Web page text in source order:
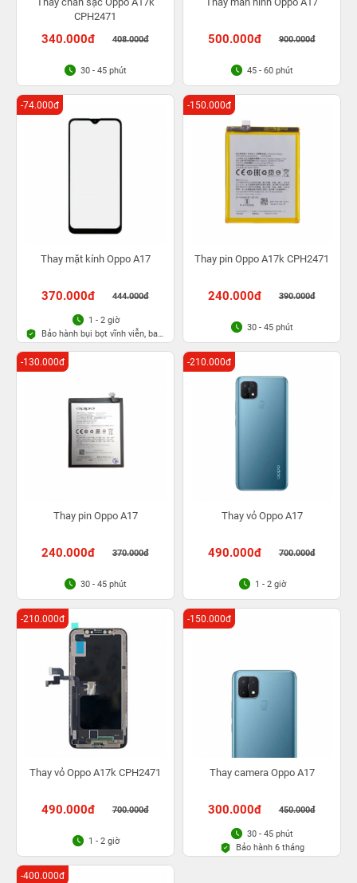
CPH2471
340.000đ 408.000đ
30 - 45 phút
500.000đ 900.000đ
45 - 60 phút
Thay mặt kính Oppo A17
370.000đ 444.000đ
-74.000đ
1 - 2 giờ
Bảo hành bụi bọt vĩnh viễn, bao
rơi vỡ kính
Thay pin Oppo A17k CPH2471
240.000đ 390.000đ
-150.000đ
30 - 45 phút
Thay pin Oppo A17
240.000đ 370.000đ
-130.000đ
30 - 45 phút
Thay vỏ Oppo A17
490.000đ 700.000đ
-210.000đ
1 - 2 giờ
Thay vỏ Oppo A17k CPH2471
490.000đ 700.000đ
-210.000đ
1 - 2 giờ
Thay camera Oppo A17
300.000đ 450.000đ
-150.000đ
30 - 45 phút
Bảo hành 6 tháng
-400.000đ